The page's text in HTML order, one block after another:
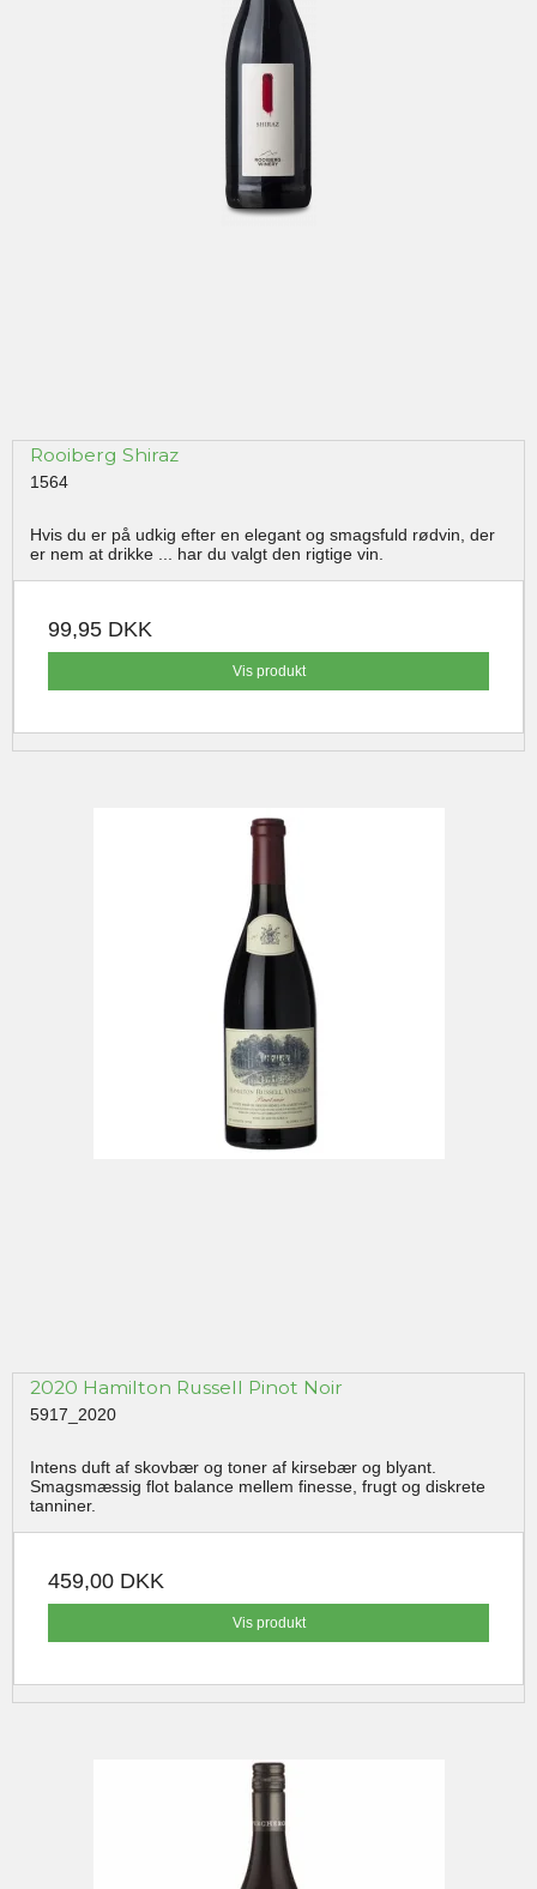
Rooiberg Shiraz
1564
Hvis du er på udkig efter en elegant og smagsfuld rødvin, der
er nem at drikke ... har du valgt den rigtige vin.
99,95 DKK
Vis produkt
2020 Hamilton Russell Pinot Noir
5917_2020
Intens duft af skovbær og toner af kirsebær og blyant.
Smagsmæssig flot balance mellem finesse, frugt og diskrete
tanniner.
459,00 DKK
Vis produkt